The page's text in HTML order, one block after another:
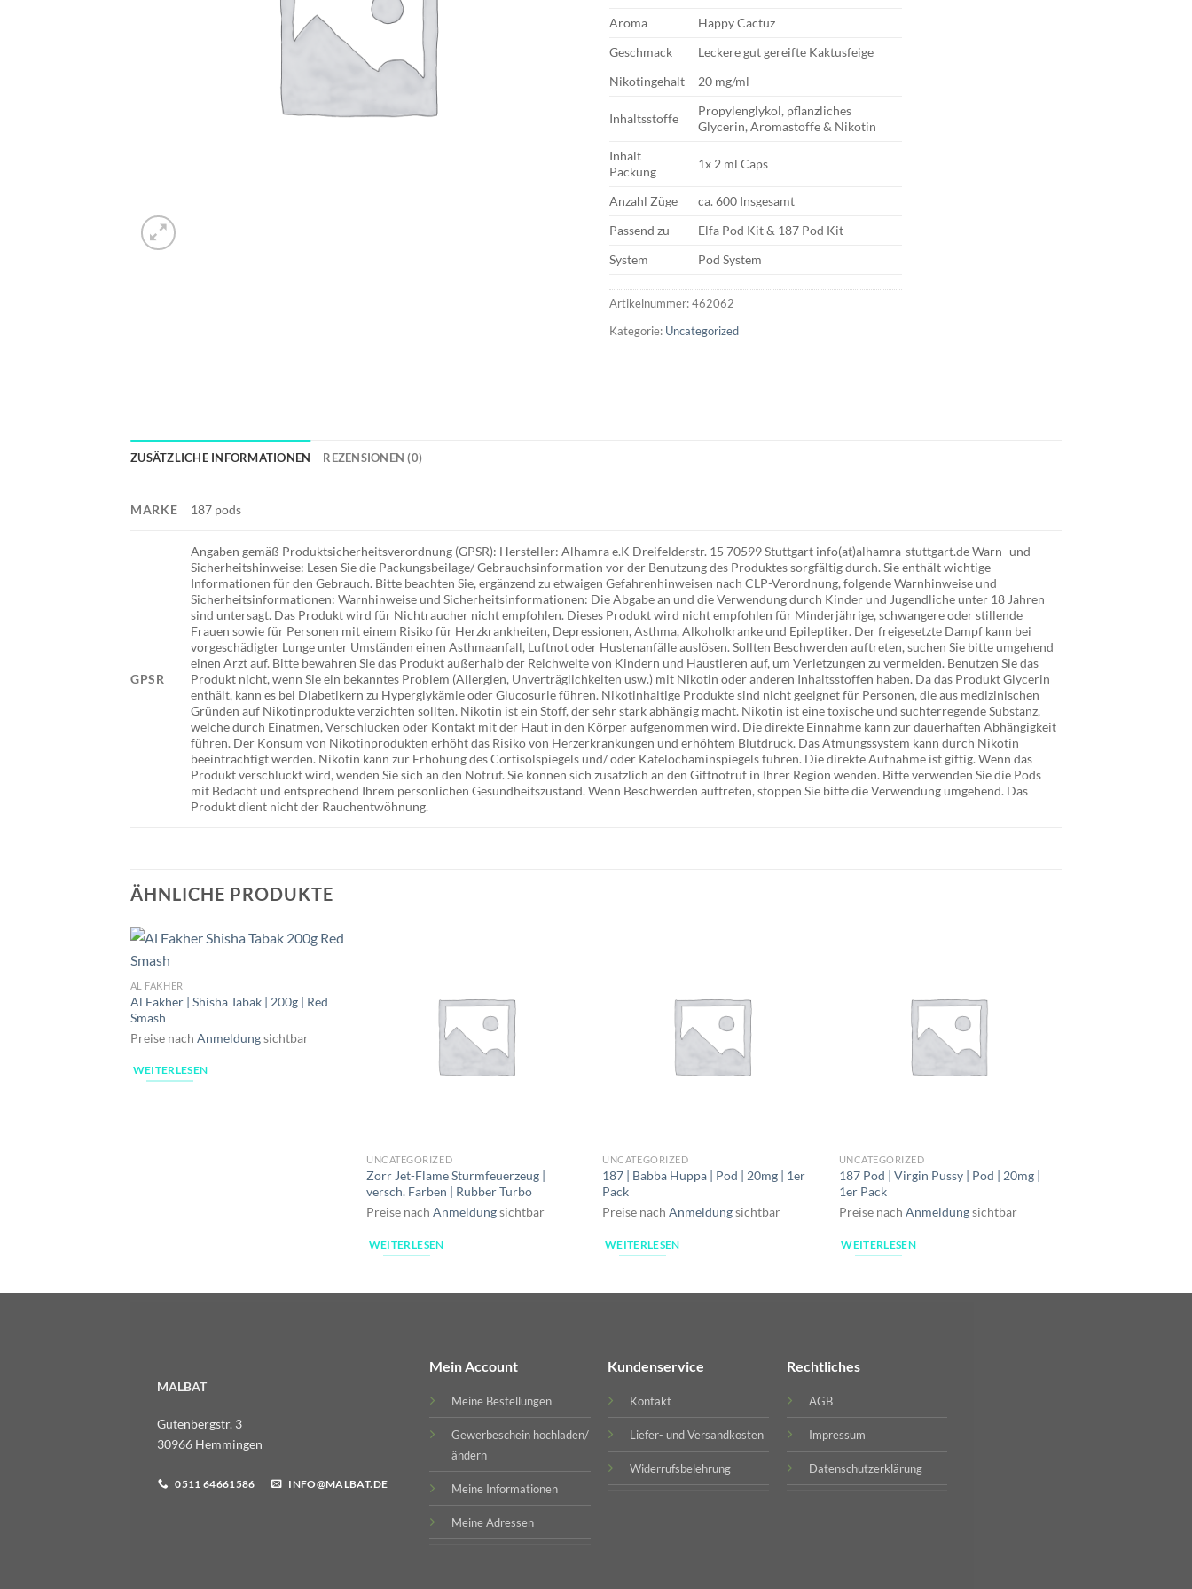
Aroma
Happy Cactuz
Geschmack
Leckere gut gereifte Kaktusfeige
Nikotingehalt
20 mg/ml
Inhaltsstoffe
Propylenglykol, pflanzliches
Glycerin, Aromastoffe & Nikotin
Inhalt
Packung
1x 2 ml Caps
Anzahl Züge
ca. 600 Insgesamt
Passend zu
Elfa Pod Kit & 187 Pod Kit
System
Pod System
Artikelnummer:462062
Kategorie: Uncategorized
ZUSÄTZLICHE INFORMATIONEN REZENSIONEN (0)
MARKE 187 pods
GPSR
Angaben gemäß Produktsicherheitsverordnung (GPSR): Hersteller: Alhamra e.K Dreifelderstr. 15 70599 Stuttgart info(at)alhamra-stuttgart.de Warn- und
Sicherheitshinweise: Lesen Sie die Packungsbeilage/ Gebrauchsinformation vor der Benutzung des Produktes sorgfältig durch. Sie enthält wichtige
Informationen für den Gebrauch. Bitte beachten Sie, ergänzend zu etwaigen Gefahrenhinweisen nach CLP-Verordnung, folgende Warnhinweise und
Sicherheitsinformationen: Warnhinweise und Sicherheitsinformationen: Die Abgabe an und die Verwendung durch Kinder und Jugendliche unter 18 Jahren
sind untersagt. Das Produkt wird für Nichtraucher nicht empfohlen. Dieses Produkt wird nicht empfohlen für Minderjährige, schwangere oder stillende
Frauen sowie für Personen mit einem Risiko für Herzkrankheiten, Depressionen, Asthma, Alkoholkranke und Epileptiker. Der freigesetzte Dampf kann bei
vorgeschädigter Lunge unter Umständen einen Asthmaanfall, Luftnot oder Hustenanfälle auslösen. Sollten Beschwerden auftreten, suchen Sie bitte umgehend
einen Arzt auf. Bitte bewahren Sie das Produkt außerhalb der Reichweite von Kindern und Haustieren auf, um Verletzungen zu vermeiden. Benutzen Sie das
Produkt nicht, wenn Sie ein bekanntes Problem (Allergien, Unverträglichkeiten usw.) mit Nikotin oder anderen Inhaltsstoffen haben. Da das Produkt Glycerin
enthält, kann es bei Diabetikern zu Hyperglykämie oder Glucosurie führen. Nikotinhaltige Produkte sind nicht geeignet für Personen, die aus medizinischen
Gründen auf Nikotinprodukte verzichten sollten. Nikotin ist ein Stoff, der sehr stark abhängig macht. Nikotin ist eine toxische und suchterregende Substanz,
welche durch Einatmen, Verschlucken oder Kontakt mit der Haut in den Körper aufgenommen wird. Die direkte Einnahme kann zur dauerhaften Abhängigkeit
führen. Der Konsum von Nikotinprodukten erhöht das Risiko von Herzerkrankungen und erhöhtem Blutdruck. Das Atmungssystem kann durch Nikotin
beeinträchtigt werden. Nikotin kann zur Erhöhung des Cortisolspiegels und/ oder Katelochaminspiegels führen. Die direkte Aufnahme ist giftig. Wenn das
Produkt verschluckt wird, wenden Sie sich an den Notruf. Sie können sich zusätzlich an den Giftnotruf in Ihrer Region wenden. Bitte verwenden Sie die Pods
mit Bedacht und entsprechend Ihrem persönlichen Gesundheitszustand. Wenn Beschwerden auftreten, stoppen Sie bitte die Verwendung umgehend. Das
Produkt dient nicht der Rauchentwöhnung.
ÄHNLICHE PRODUKTE
AL FAKHER
Al Fakher | Shisha Tabak | 200g | Red
Smash
Preise nach Anmeldungsichtbar
WEITERLESEN
UNCATEGORIZED
Zorr Jet-Flame Sturmfeuerzeug |
versch. Farben | Rubber Turbo
Preise nachAnmeldungsichtbar
WEITERLESEN
UNCATEGORIZED
187 | Babba Huppa | Pod | 20mg | 1er
Pack
Preise nachAnmeldungsichtbar
WEITERLESEN
UNCATEGORIZED
187 Pod | Virgin Pussy | Pod | 20mg |
1er Pack
Preise nach Anmeldungsichtbar
WEITERLESEN
MALBAT
Gutenbergstr. 3
30966 Hemmingen
0511 64661586 INFO@MALBAT.DE
Mein Account
Meine Bestellungen
Gewerbeschein hochladen/
ändern
Meine Informationen
Meine Adressen
Kundenservice
Kontakt
Liefer- und Versandkosten
Widerrufsbelehrung
Rechtliches
AGB
Impressum
Datenschutzerklärung